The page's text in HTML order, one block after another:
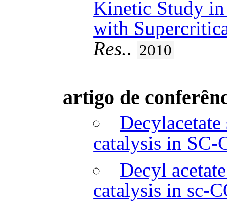
Kinetic Study in
with
Res.. 2010
artigo de
catalysis in SC-
Decyl
catalysis in sc-